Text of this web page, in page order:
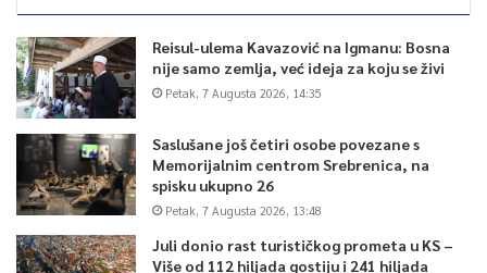
Reisul-ulema Kavazović na Igmanu: Bosna
nije samo zemlja, već ideja za koju se živi
Petak, 7 Augusta 2026, 14:35
Saslušane još četiri osobe povezane s
Memorijalnim centrom Srebrenica, na
spisku ukupno 26
Petak, 7 Augusta 2026, 13:48
Juli donio rast turističkog prometa u KS –
Više od 112 hiljada gostiju i 241 hiljada